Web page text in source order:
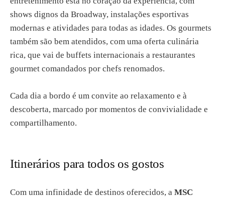
shows dignos da Broadway, instalações esportivas
modernas e atividades para todas as idades. Os gourmets
também são bem atendidos, com uma oferta culinária
rica, que vai de buffets internacionais a restaurantes
gourmet comandados por chefs renomados.
Cada dia a bordo é um convite ao relaxamento e à
descoberta, marcado por momentos de convivialidade e
compartilhamento.
Itinerários para todos os gostos
Com uma infinidade de destinos oferecidos, a MSC